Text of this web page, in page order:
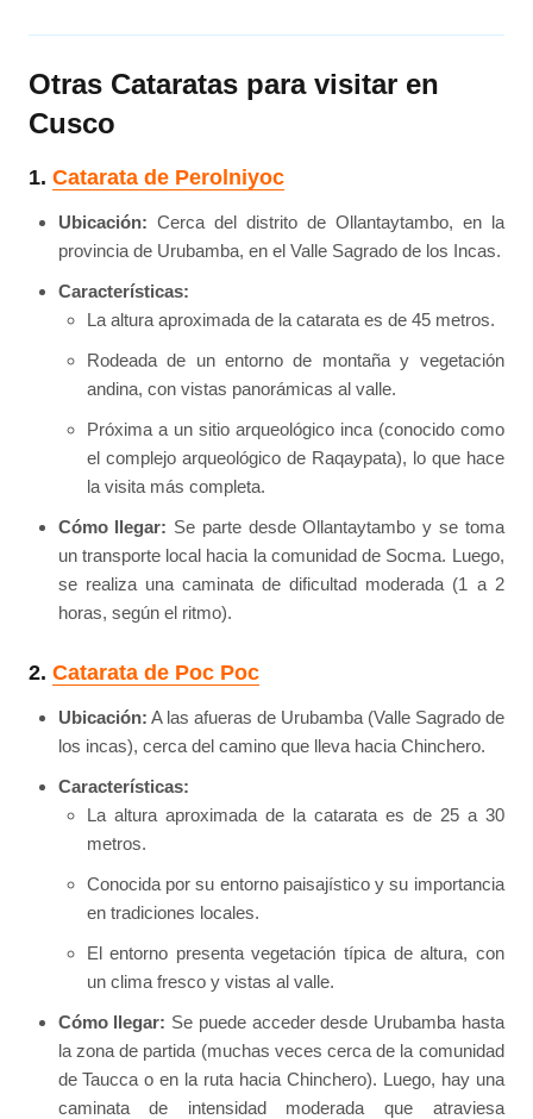
Otras Cataratas para visitar en
Cusco
1.Catarata de Perolniyoc
Ubicación: Cerca del distrito de Ollantaytambo, en la
provincia de Urubamba, en el Valle Sagrado de los Incas.
Características:
La altura aproximada de la catarata es de 45 metros.
Rodeada de un entorno de montaña y vegetación
andina, con vistas panorámicas al valle.
Próxima a un sitio arqueológico inca (conocido como
el complejo arqueológico de Raqaypata), lo que hace
la visita más completa.
Cómo llegar: Se parte desde Ollantaytambo y se toma
un transporte local hacia la comunidad de Socma. Luego,
se realiza una caminata de dificultad moderada (1 a 2
horas, según el ritmo).
2.Catarata de Poc Poc
Ubicación: A las afueras de Urubamba (Valle Sagrado de
los incas), cerca del camino que lleva hacia Chinchero.
Características:
La altura aproximada de la catarata es de 25 a 30
metros.
Conocida por su entorno paisajístico y su importancia
en tradiciones locales.
El entorno presenta vegetación típica de altura, con
un clima fresco y vistas al valle.
Cómo llegar: Se puede acceder desde Urubamba hasta
la zona de partida (muchas veces cerca de la comunidad
de Taucca o en la ruta hacia Chinchero). Luego, hay una
caminata de intensidad moderada que atraviesa